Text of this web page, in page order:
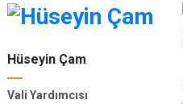
Hüseyin Çam
Vali Yardımcısı